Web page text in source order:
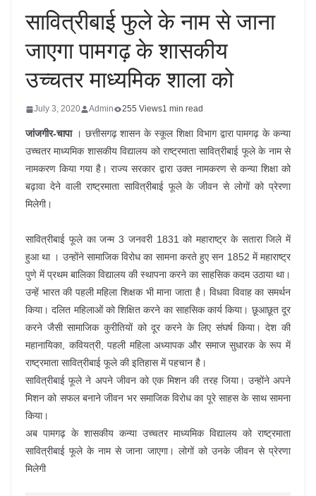
सावित्रीबाई फुले के नाम से जाना
जाएगा पामगढ़ के शासकीय
उच्चतर माध्यमिक शाला को
July 3, 2020 Admin 255 Views1 min read
जांजगीर-चापा । छत्तीसगढ़ शासन के स्कूल शिक्षा विभाग द्वारा पामगढ़ के कन्या
उच्चतर माध्यमिक शासकीय विद्यालय को राष्ट्रमाता सावित्रीबाई फूले के नाम से
नामकरण किया गया है। राज्य सरकार द्वारा उक्त नामकरण से कन्या शिक्षा को
बढ़ावा देने वाली राष्ट्रमाता सावित्रीबाई फूले के जीवन से लोगों को प्रेरणा
मिलेगी।
सावित्रीबाई फूले का जन्म 3 जनवरी 1831 को महाराष्ट्र के सतारा जिले में
हुआ था । उन्होंने सामाजिक विरोध का सामना करते हुए सन 1852 में महाराष्ट्र
पुणे में प्रथम बालिका विद्यालय की स्थापना करने का साहसिक कदम उठाया था।
उन्हें भारत की पहली महिला शिक्षक भी माना जाता है। विधवा विवाह का समर्थन
किया। दलित महिलाओं को शिक्षित करने का साहसिक कार्य किया। छूआछूत दूर
करने जैसी सामाजिक कुरीतियों को दूर करने के लिए संघर्ष किया। देश की
महानायिका, कवियत्री, पहली महिला अध्यापक और समाज सुधारक के रूप में
राष्ट्रमाता सावित्रीबाई फूले की इतिहास में पहचान है।
सावित्रीबाई फूले ने अपने जीवन को एक मिशन की तरह जिया। उन्होंने अपने
मिशन को सफल बनाने जीवन भर समाजिक विरोध का पूरे साहस के साथ सामना
किया।
अब पामगढ़ के शासकीय कन्या उच्चतर माध्यमिक विद्यालय को राष्ट्रमाता
सावित्रीबाई फूले के नाम से जाना जाएगा। लोगों को उनके जीवन से प्रेरणा
मिलेगी